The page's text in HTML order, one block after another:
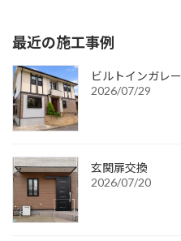
最近の施工事例
ビルトインガレ
2026/07/29
玄関扉交換
2026/07/20